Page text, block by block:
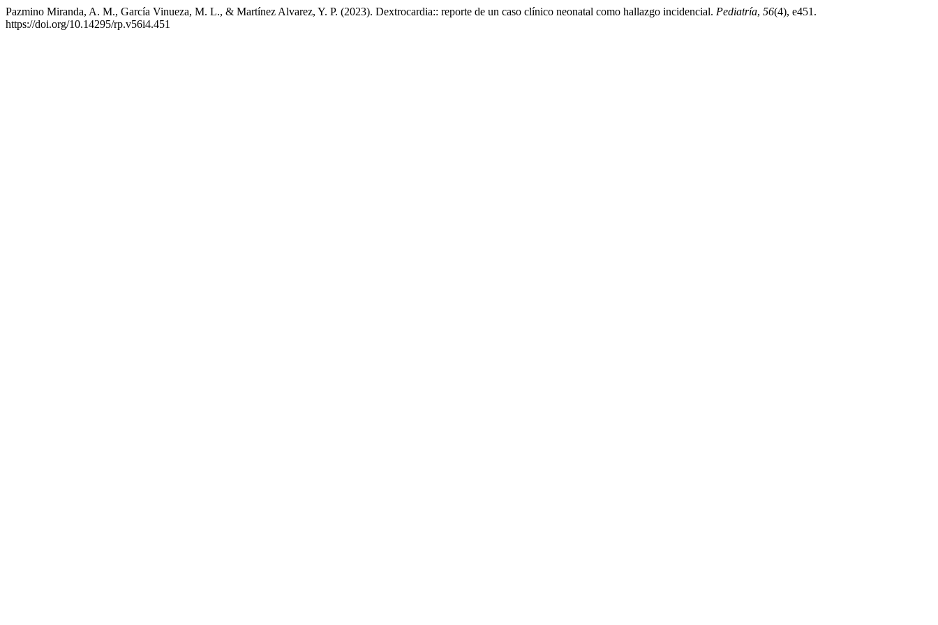
Pazmino Miranda, A. M., García Vinueza, M. L., & Martínez Alvarez, Y. P. (2023). Dextrocardia:: reporte de un caso clínico neonatal como hallazgo incidencial. Pediatría, 56(4), e451.
https://doi.org/10.14295/rp.v56i4.451